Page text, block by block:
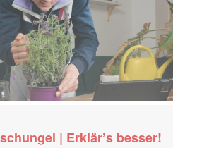
| Erklär’s besser!